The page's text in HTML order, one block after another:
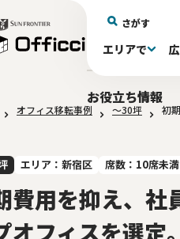
さがす
エリアで
新宿区(72)
〜30坪(192)
セットアッ
〜30坪(192)
～60万(74)
テレカンブ
居抜きオフ
お役立ち情報
オフィス移転事例 〜30坪 初
エリア：新宿区 席数：10席未満
費用を抑え、社
オフィスを選定